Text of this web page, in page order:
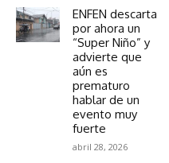
ENFEN descarta
por ahora un
“Super Niño” y
advierte que
aún es
prematuro
hablar de un
evento muy
fuerte
abril 28, 2026